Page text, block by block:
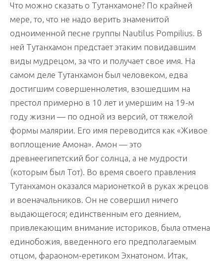
Что можно сказать о Тутанхамоне? По крайней
мере, то, что не надо верить знаменитой
одноименной песне группы Nautilus Pompilius. В
ней Тутанхамон предстает этаким повидавшим
виды мудрецом, за что и получает свое имя. На
самом деле Тутанхамон был человеком, едва
достигшим совершеннолетия, взошедшим на
престол примерно в 10 лет и умершим на 19-м
году жизни — по одной из версий, от тяжелой
формы малярии. Его имя переводится как «Живое
воплощение Амона». Амон — это
древнеегипетский бог солнца, а не мудрости
(которым был Тот). Во время своего правления
Тутанхамон оказался марионеткой в руках жрецов
и военачальников. Он не совершил ничего
выдающегося; единственным его деянием,
привлекающим внимание историков, была отмена
единобожия, введенного его предполагаемым
отцом, фараоном-еретиком Эхнатоном. Итак,